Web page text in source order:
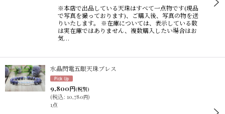
※本店で出品している天珠はすべて一点物です(現品
で写真を撮っております)、ご購入後、写真の物を送
りいたします。 ※在庫については、表示している数
は実在庫ではありません、複数購入したい場合はお
気…
水晶閃電五眼天珠ブレス
9,800円(税別)
(税込: 10,780円)
1点